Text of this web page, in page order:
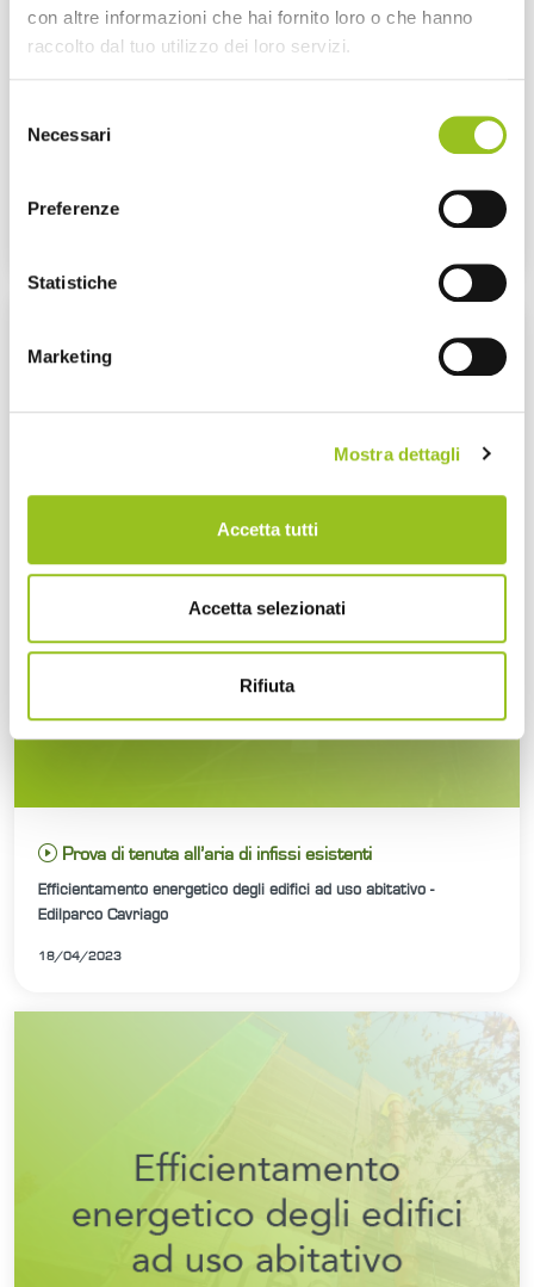
con altre informazioni che hai fornito loro o che hanno
raccolto dal tuo utilizzo dei loro servizi.
delNecessari
Preferenze
Statistiche
Marketing
Mostra dettagli
Accetta tutti
Accetta selezionati
Rifiuta
Punto di vista di un condomino
Edilparco Cavriago
Prova di tenuta all’aria di infissi esistenti
Efficientamento energetico degli edifici ad uso abitativo -
Edilparco Cavriago
18/04/2023